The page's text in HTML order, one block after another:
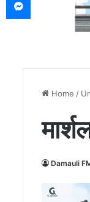
Home /
Damauli